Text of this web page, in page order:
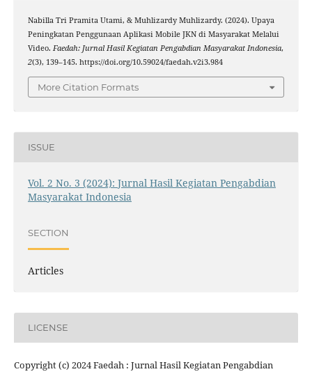
Nabilla Tri Pramita Utami, & Muhlizardy Muhlizardy. (2024). Upaya
Peningkatan Penggunaan Aplikasi Mobile JKN di Masyarakat Melalui
Video. Faedah: Jurnal Hasil Kegiatan Pengabdian Masyarakat Indonesia,
2(3), 139–145. https://doi.org/10.59024/faedah.v2i3.984
More Citation Formats
ISSUE
Vol. 2 No. 3 (2024): Jurnal Hasil Kegiatan Pengabdian
Masyarakat Indonesia
SECTION
Articles
LICENSE
Copyright (c) 2024 Faedah : Jurnal Hasil Kegiatan Pengabdian